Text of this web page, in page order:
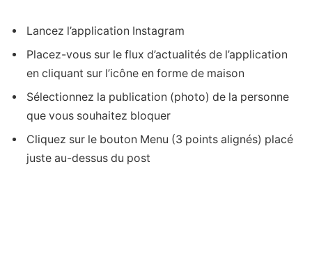
Lancez l’application Instagram
Placez-vous sur le flux d’actualités de l’application
en cliquant sur l’icône en forme de maison
Sélectionnez la publication (photo) de la personne
que vous souhaitez bloquer
Cliquez sur le bouton Menu (3 points alignés) placé
juste au-dessus du post